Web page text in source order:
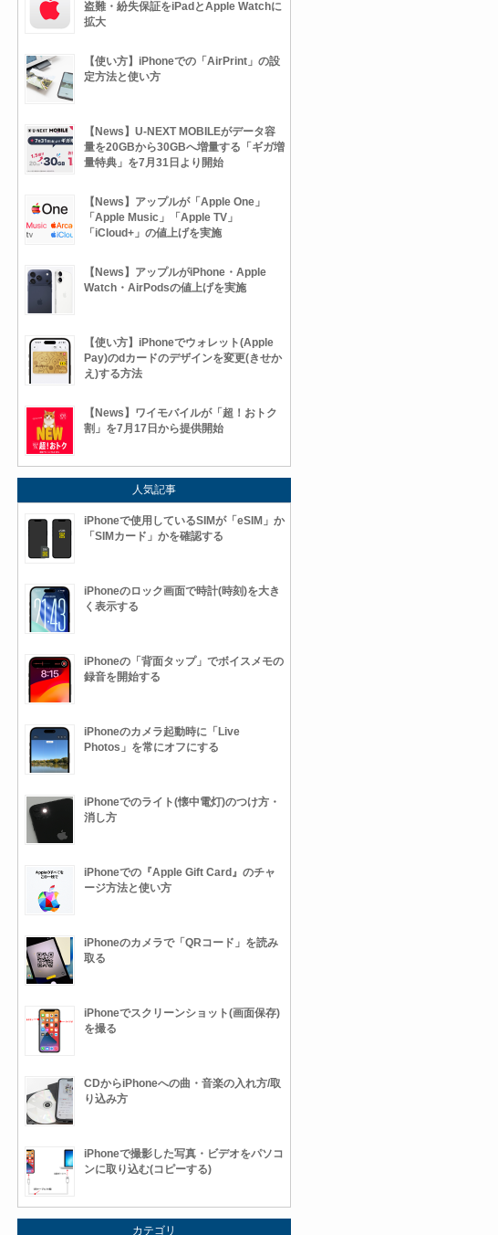
盗難・紛失保証をiPadとApple Watchに
拡大
【使い方】iPhoneでの「AirPrint」の設
定方法と使い方
【News】U-NEXT MOBILEがデータ容
量を20GBから30GBへ増量する「ギガ増
量特典」を7月31日より開始
【News】アップルが「Apple One」
「Apple Music」「Apple TV」
「iCloud+」の値上げを実施
【News】アップルがiPhone・Apple
Watch・AirPodsの値上げを実施
【使い方】iPhoneでウォレット(Apple
Pay)のdカードのデザインを変更(きせか
え)する方法
【News】ワイモバイルが「超！おトク
割」を7月17日から提供開始
人気記事
iPhoneで使用しているSIMが「eSIM」か
「SIMカード」かを確認する
iPhoneのロック画面で時計(時刻)を大き
く表示する
iPhoneの「背面タップ」でボイスメモの
録音を開始する
iPhoneのカメラ起動時に「Live
Photos」を常にオフにする
iPhoneでのライト(懐中電灯)のつけ方・
消し方
iPhoneでの『Apple Gift Card』のチャ
ージ方法と使い方
iPhoneのカメラで「QRコード」を読み
取る
iPhoneでスクリーンショット(画面保存)
を撮る
CDからiPhoneへの曲・音楽の入れ方/取
り込み方
iPhoneで撮影した写真・ビデオをパソコ
ンに取り込む(コピーする)
カテゴリ